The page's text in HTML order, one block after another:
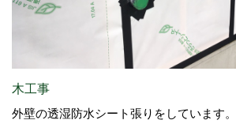
木工事
外壁の透湿防水シート張りをしています。